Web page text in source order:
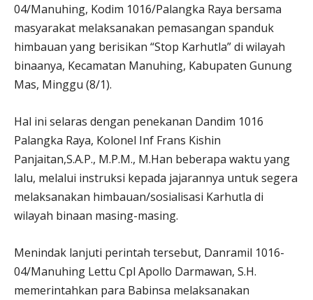
04/Manuhing, Kodim 1016/Palangka Raya bersama
masyarakat melaksanakan pemasangan spanduk
himbauan yang berisikan “Stop Karhutla” di wilayah
binaanya, Kecamatan Manuhing, Kabupaten Gunung
Mas, Minggu (8/1).
Hal ini selaras dengan penekanan Dandim 1016
Palangka Raya, Kolonel Inf Frans Kishin
Panjaitan,S.A.P., M.P.M., M.Han beberapa waktu yang
lalu, melalui instruksi kepada jajarannya untuk segera
melaksanakan himbauan/sosialisasi Karhutla di
wilayah binaan masing-masing.
Menindak lanjuti perintah tersebut, Danramil 1016-
04/Manuhing Lettu Cpl Apollo Darmawan, S.H.
memerintahkan para Babinsa melaksanakan